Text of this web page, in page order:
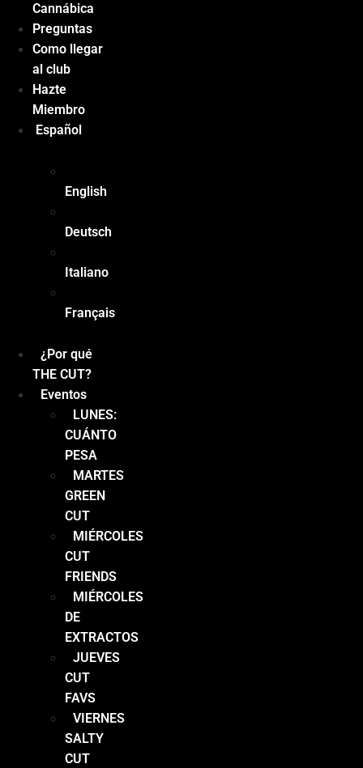
Cannábica
Preguntas
Como llegar
al club
Hazte
Miembro
Español
English
Deutsch
Italiano
Français
¿Por qué
THE CUT?
Eventos
LUNES:
CUÁNTO
PESA
MARTES
GREEN
CUT
MIÉRCOLES
CUT
FRIENDS
MIÉRCOLES
DE
EXTRACTOS
JUEVES
CUT
FAVS
VIERNES
SALTY
CUT